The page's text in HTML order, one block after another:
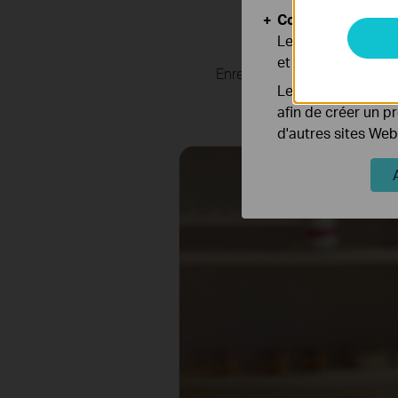
Vue
Enregistrez tous les
Cookies
Les cookies
et ajuster les
Les cookies
afin de créer un
d'autres sites